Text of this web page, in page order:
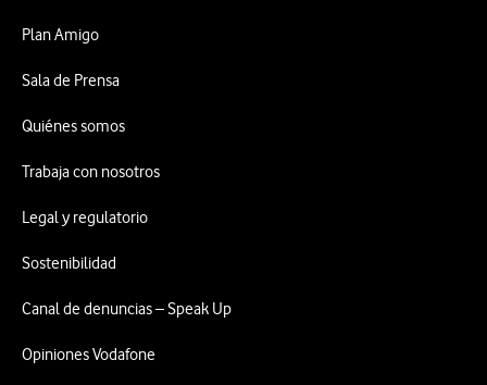
Plan Amigo
Sala de Prensa
Quiénes somos
Trabaja con nosotros
Legal y regulatorio
Sostenibilidad
Canal de denuncias – Speak Up
Opiniones Vodafone